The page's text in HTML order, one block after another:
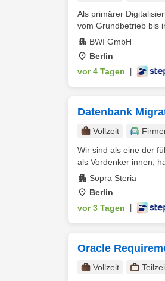
Als primärer
vom Grundbetrieb bis
BWI GmbH
Berlin
vor 4 Tagen
Datenbank
Vollzeit
Wir sind als eine der
als Vordenker innen,
Sopra Steria
Berlin
vor 3 Tagen
Oracle
Vollzeit